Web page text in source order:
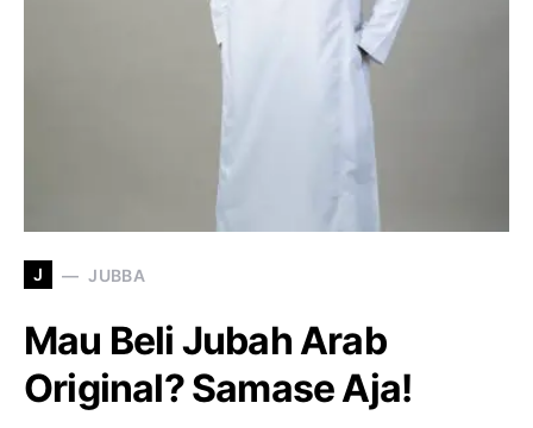
J JUBBA
Mau Beli Jubah Arab
Original? Samase Aja!